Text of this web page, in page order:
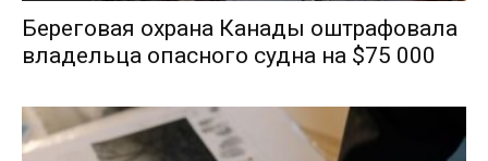
Береговая охрана Канады оштрафовала
владельца опасного судна на $75 000